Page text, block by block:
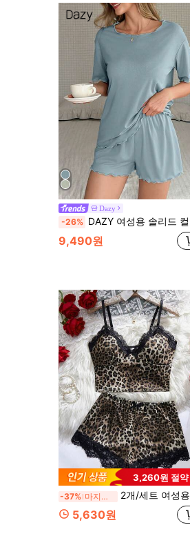
Dazy
-26% DAZY 여성용 솔리드 컬러 프릴 트림 반팔 탑과 캐주얼 반바지 라운지웨어 세트 여름 파자마
9,490원
3,260원 절약
-37% 마지막 2일 2개/세트 여성용 표범 무늬 파자마 세트, 레이스 V넥 홀터 탑과 레이스 패치워크 허리 리본 반바지, 섹시하고 편안한 라운지웨어
5,630원